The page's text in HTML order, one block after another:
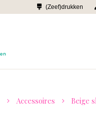
(Zeef)drukken
Accessoires Beige